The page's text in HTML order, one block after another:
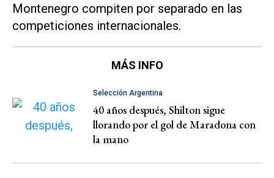
Montenegro compiten por separado en las
competiciones internacionales.
MÁS INFO
Selección Argentina
40 años después, Shilton sigue
llorando por el gol de Maradona con
la mano